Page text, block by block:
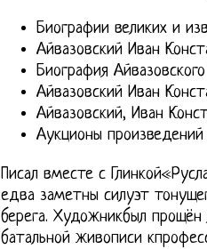
Биографии великих и
Айвазовский Иван
Биография
Айвазовский Иван
Айвазовский, Иван
Аукционы произведений
Писал вместе с
едва заметны силуэт
берега. Художникбыл
батальной живописи